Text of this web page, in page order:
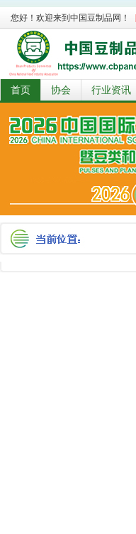
您好！欢迎来到中国豆制品网！
首页 协会 行业资讯